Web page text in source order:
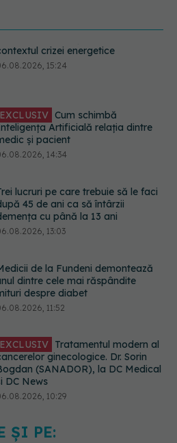
EXCLUSIV Cum schimbă
lucruri pe care trebuie să le faci
45 de ani ca să întârzii
de la Fundeni demontează
dintre cele mai răspândite
EXCLUSIV Tratamentul modern al
ginecologice. Dr. Sorin
06.08.2026, 10:29
Bolojan, anunț despre spitale în
crizei energetice
15:24
ȘI PE: